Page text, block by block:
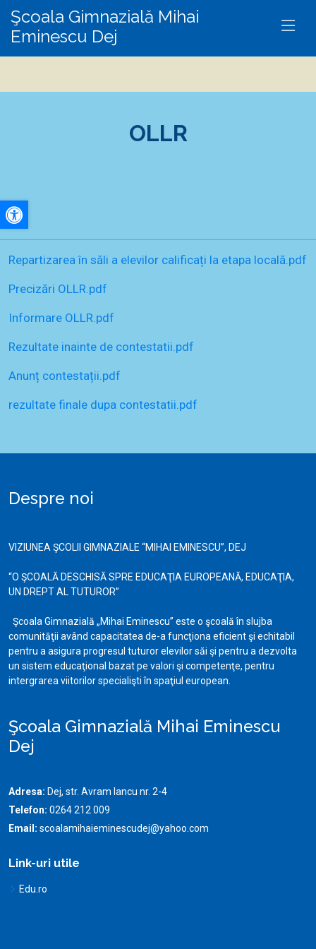
Şcoala Gimnazială Mihai
Eminescu Dej
A+
A-
OLLR
Repartizarea în săli a elevilor calificați la etapa locală.pdf
Precizări OLLR.pdf
Informare OLLR.pdf
Rezultate inainte de contestatii.pdf
Anunț contestații.pdf
rezultate finale dupa contestatii.pdf
Despre noi
VIZIUNEA ŞCOLII GIMNAZIALE “MIHAI EMINESCU”, DEJ
“O ŞCOALĂ DESCHISĂ SPRE EDUCAŢIA EUROPEANĂ, EDUCAŢIA,
UN DREPT AL TUTUROR”
Şcoala Gimnazială „Mihai Eminescu” este o şcoală în slujba
comunităţii având capacitatea de-a funcţiona eficient şi echitabil
pentru a asigura progresul tuturor elevilor săi şi pentru a dezvolta
un sistem educaţional bazat pe valori şi competenţe, pentru
intergrarea viitorilor specialişti în spaţiul european.
Şcoala Gimnazială Mihai Eminescu
Dej
Adresa: Dej, str. Avram Iancu nr. 2-4
Telefon: 0264 212 009
Email: scoalamihaieminescudej@yahoo.com
Link-uri utile
Edu.ro